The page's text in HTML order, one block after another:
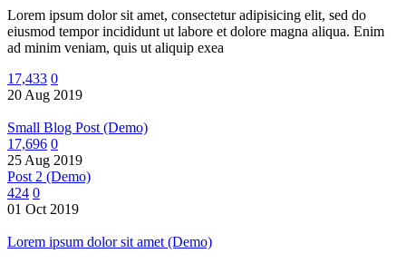
Lorem ipsum dolor sit amet, consectetur adipisicing elit, sed do
eiusmod tempor incididunt ut labore et dolore magna aliqua. Enim
ad minim veniam, quis ut aliquip exea
17,433 0
20 Aug 2019
Small Blog Post (Demo)
17,696 0
25 Aug 2019
Post 2 (Demo)
424 0
01 Oct 2019
Lorem ipsum dolor sit amet (Demo)